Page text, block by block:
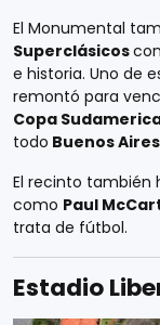
El Monumental
Superclásicoscon
e historia. Uno de
remontó para
Copa
todo Buenos Aires
El recinto también
como Paul
trata de fútbol.
Estadio